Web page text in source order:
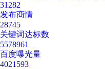
31282
发布商情
28745
关键词达标数
5578961
百度曝光量
4021593